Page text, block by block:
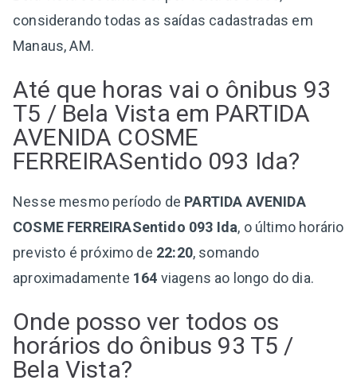
considerando todas as saídas cadastradas em
Manaus, AM.
Até que horas vai o ônibus 93
T5 / Bela Vista em PARTIDA
AVENIDA COSME
FERREIRASentido 093 Ida?
Nesse mesmo período de PARTIDA AVENIDA
COSME FERREIRASentido 093 Ida, o último horário
previsto é próximo de 22:20, somando
aproximadamente 164 viagens ao longo do dia.
Onde posso ver todos os
horários do ônibus 93 T5 /
Bela Vista?